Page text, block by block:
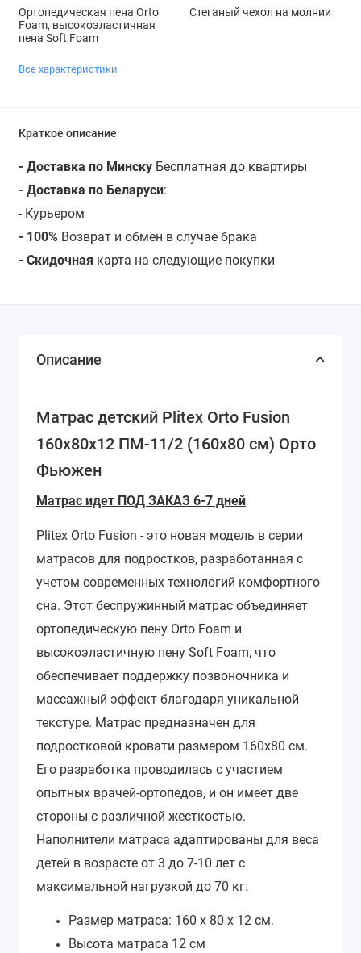
Ортопедическая пена Orto
Foam, высокоэластичная
пена Soft Foam
Стеганый чехол на молнии
Все характеристики
Краткое описание
- Доставка по МинскуБесплатная до квартиры
- Доставка по Беларуси:
- Курьером
- 100% Возврат и обмен в случае брака
- Скидочная карта на следующие покупки
Описание
Матрас детский Plitex Orto Fusion
160х80х12 ПМ-11/2 (160х80 см) Орто
Фьюжен
Матрас идет ПОД ЗАКАЗ 6-7 дней
Plitex Orto Fusion - это новая модель в серии
матрасов для подростков, разработанная с
учетом современных технологий комфортного
сна. Этот беспружинный матрас объединяет
ортопедическую пену Orto Foam и
высокоэластичную пену Soft Foam, что
обеспечивает поддержку позвоночника и
массажный эффект благодаря уникальной
текстуре. Матрас предназначен для
подростковой кровати размером 160х80 см.
Его разработка проводилась с участием
опытных врачей-ортопедов, и он имеет две
стороны с различной жесткостью.
Наполнители матраса адаптированы для веса
детей в возрасте от 3 до 7-10 лет с
максимальной нагрузкой до 70 кг.
Размер матраса: 160 х 80 х 12 см.
Высота матраса 12 см